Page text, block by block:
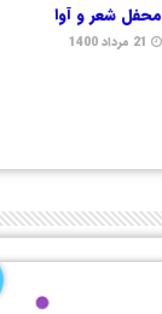
محفل شعر و آوا
21 مرداد 1400